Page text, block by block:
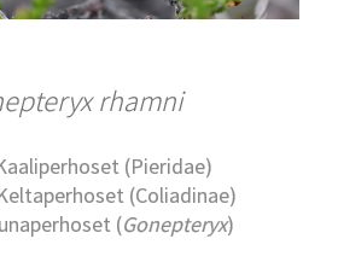
rhamni
(Pieridae)
(Coliadinae)
(Gonepteryx)